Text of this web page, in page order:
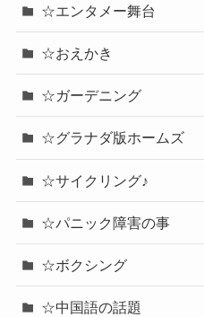
☆エンタメー舞台
☆おえかき
☆ガーデニング
☆グラナダ版ホームズ
☆サイクリング♪
☆パニック障害の事
☆ボクシング
☆中国語の話題